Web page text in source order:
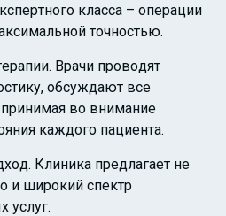
класса – операции
точностью.
Врачи проводят
обсуждают все
во внимание
каждого пациента.
Клиника предлагает не
и широкий спектр
услуг.